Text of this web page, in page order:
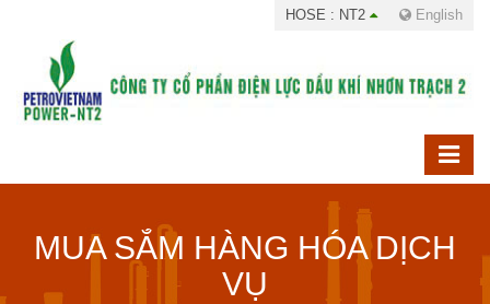
HOSE : NT2 English
MUA SẮM HÀNG HÓA DỊCH
VỤ